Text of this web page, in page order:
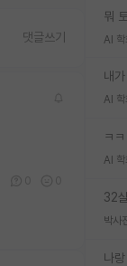
내
32
나
댓글쓰기